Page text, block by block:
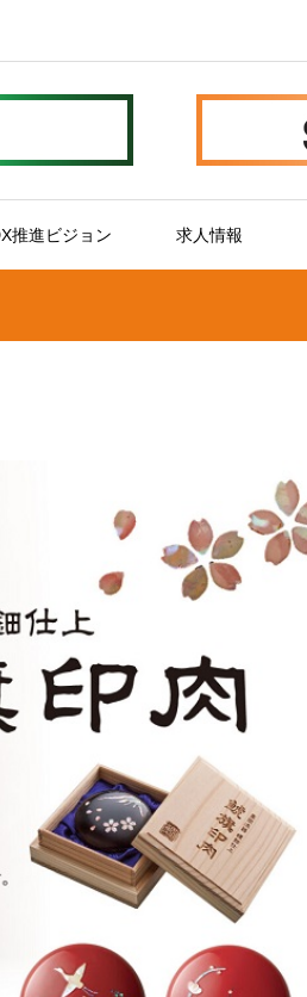
推進ビジョン 求人情報